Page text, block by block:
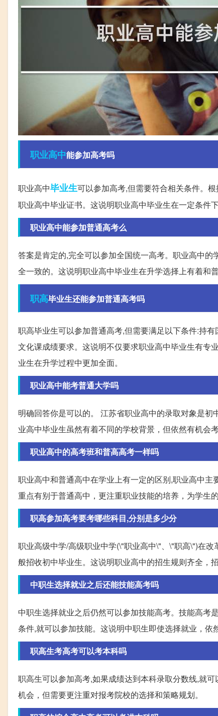
职业高中能参加高考吗
职业高中毕业生可以参加高考,但需要符合相关条件。
职业高中毕业证书。这说明职业高中毕业生在一定条件
职业高中能参加普通高考么
答案是肯定的,完全可以参加全国统一高考。职业高中
全一致的。这说明职业高中毕业生在升学选择上有着和
职高毕业生还能参加普通高考吗
职高毕业生可以参加普通高考,但需要满足以下条件:持
文化课成绩要求。这说明不仅要求职业高中毕业生有专
业生在升学过程中更加全面。
职业高中能考普通大学吗
明确回答你是可以的。 江苏省职业高中的录取对象是
业高中毕业生虽然有着不同的学校背景，但依然有机会
职业高中的高考班和普高高考一样吗
职业高中和普通高中在学业上有一定的区别,职业高中
重点有别于普通高中，更注重职业技能的培养，为学生
职高参加高考要考哪些科目,分别是多少分
职业高级中学/高级职业中学(\"职业高中\"、\"职高\")在
般招收初中毕业生。这说明职业高中的招生规则齐全，
中职生选择就业之后还能技能高考吗
中职生选择就业之后仍然可以参加技能高考。技能高考
条件,就可以参加技能。这说明中职生即使选择就业，依
职高生考高考可以考本科吗
职高生可以参加高考,如果成绩达到本科录取分数线,就
机会，但需要更注重对报考院校的选择和策略规划。